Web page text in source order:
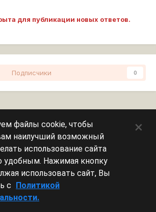
для публикации новых ответов.
Подписчики 0
не просматривает.
файлы cookie, чтобы
наилучший возможный
использование сайта
удобным. Нажимая кнопку
использовать сайт, Вы
с Политикой
×